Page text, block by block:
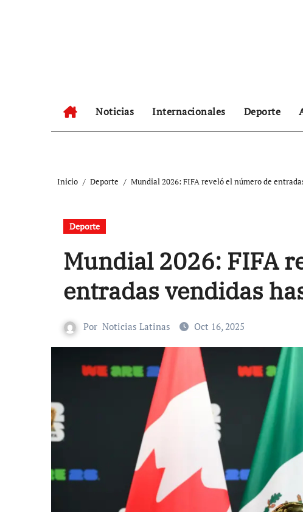
Noticias Internacionales Deporte
Inicio Deporte Mundial 2026: FIFA reveló el número de
Deporte
Mundial 2026: FIFA
entradas vendidas
Por Noticias Latinas Oct 16, 2025